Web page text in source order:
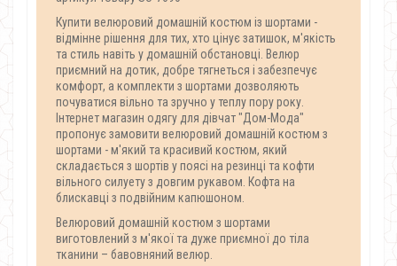
Купити велюровий домашній костюм із шортами -
відмінне рішення для тих, хто цінує затишок, м'якість
та стиль навіть у домашній обстановці. Велюр
приємний на дотик, добре тягнеться і забезпечує
комфорт, а комплекти з шортами дозволяють
почуватися вільно та зручно у теплу пору року.
Інтернет магазин одягу для дівчат "Дом-Мода"
пропонує замовити велюровий домашній костюм з
шортами - м'який та красивий костюм, який
складається з шортів у поясі на резинці та кофти
вільного силуету з довгим рукавом. Кофта на
блискавці з подвійним капюшоном.
Велюровий домашній костюм з шортами
виготовлений з м'якої та дуже приємної до тіла
тканини – бавовняний велюр.